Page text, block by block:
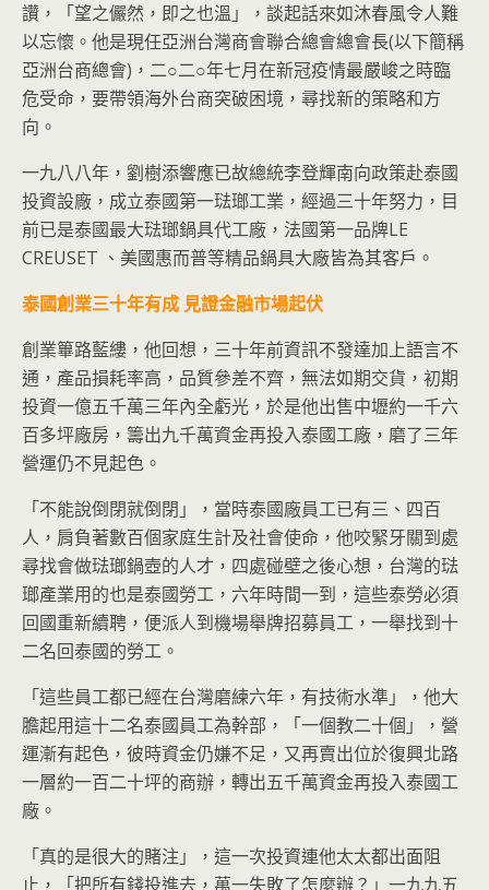
讚，「望之儼然，即之也溫」，談起話來如沐春風令人難
以忘懷。他是現任亞洲台灣商會聯合總會總會長(以下簡稱
亞洲台商總會)，二○二○年七月在新冠疫情最嚴峻之時臨
危受命，要帶領海外台商突破困境，尋找新的策略和方
向。
一九八八年，劉樹添響應已故總統李登輝南向政策赴泰國
投資設廠，成立泰國第一琺瑯工業，經過三十年努力，目
前已是泰國最大琺瑯鍋具代工廠，法國第一品牌LE
CREUSET 、美國惠而普等精品鍋具大廠皆為其客戶。
泰國創業三十年有成 見證金融市場起伏
創業篳路藍縷，他回想，三十年前資訊不發達加上語言不
通，產品損耗率高，品質參差不齊，無法如期交貨，初期
投資一億五千萬三年內全虧光，於是他出售中壢約一千六
百多坪廠房，籌出九千萬資金再投入泰國工廠，磨了三年
營運仍不見起色。
「不能說倒閉就倒閉」，當時泰國廠員工已有三、四百
人，肩負著數百個家庭生計及社會使命，他咬緊牙關到處
尋找會做琺瑯鍋壺的人才，四處碰壁之後心想，台灣的琺
瑯產業用的也是泰國勞工，六年時間一到，這些泰勞必須
回國重新續聘，便派人到機場舉牌招募員工，一舉找到十
二名回泰國的勞工。
「這些員工都已經在台灣磨練六年，有技術水準」，他大
膽起用這十二名泰國員工為幹部，「一個教二十個」，營
運漸有起色，彼時資金仍嫌不足，又再賣出位於復興北路
一層約一百二十坪的商辦，轉出五千萬資金再投入泰國工
廠。
「真的是很大的賭注」，這一次投資連他太太都出面阻
止，「把所有錢投進去，萬一失敗了怎麼辦？」一九九五